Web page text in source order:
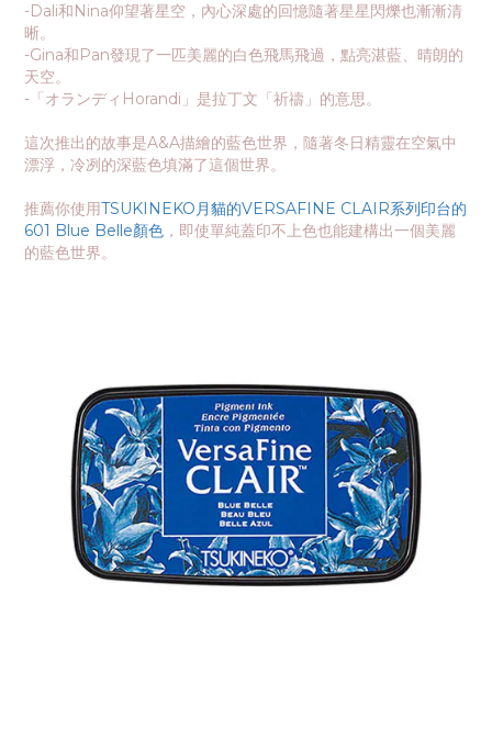
-Dali和Nina仰望著星空，內心深處的回憶隨著星星閃爍也漸漸清
晰。
-Gina和Pan發現了一匹美麗的白色飛馬飛過，點亮湛藍、晴朗的
天空。
-「オランディHorandi」是拉丁文「祈禱」的意思。
這次推出的故事是A&A描繪的藍色世界，隨著冬日精靈在空氣中
漂浮，冷冽的深藍色填滿了這個世界。
推薦你使用TSUKINEKO月貓的VERSAFINE CLAIR系列印台的
601 Blue Belle顏色 ，即使單純蓋印不上色也能建構出一個美麗
的藍色世界。